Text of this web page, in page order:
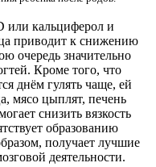
или кальциферол и
приводит к снижению
очередь значительно
Кроме того, что
днём гулять чаще, ей
мясо цыплят, печень
снизить вязкость
образованию
получает лучшие
деятельности.